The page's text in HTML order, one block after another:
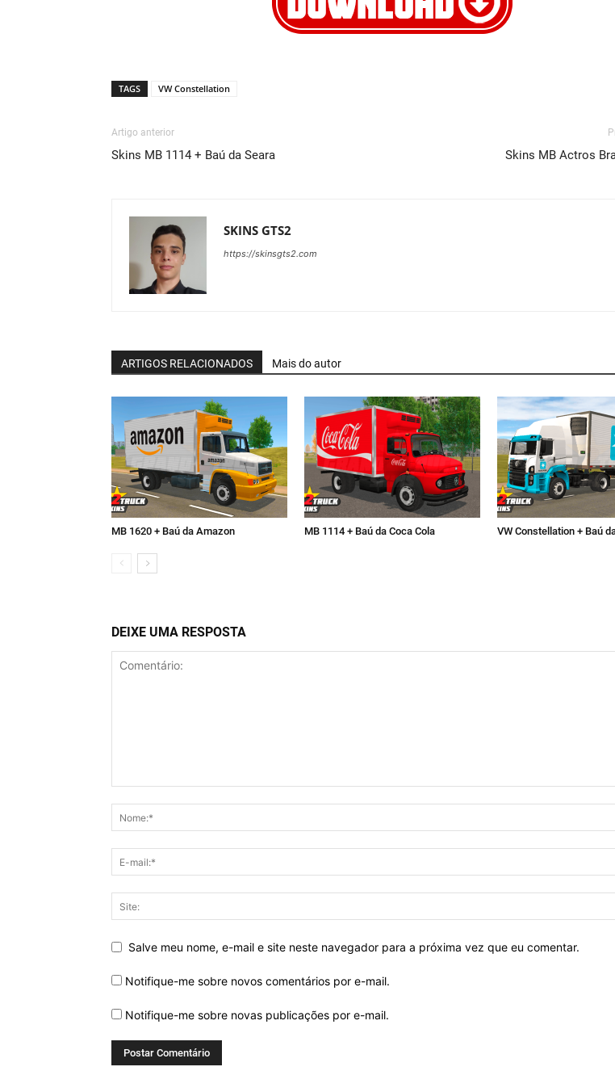
TAGS VW Constellation
Artigo anterior
Skins MB 1114 + Baú da Seara Skins MB Actros
SKINS GTS2
https://skinsgts2.com
ARTIGOS RELACIONADOS Mais do autor
MB 1620 + Baú da Amazon MB 1114 + Baú da Coca Cola VW Constellation + Baú
DEIXE UMA RESPOSTA
Salve meu nome, e-mail e site neste navegador para a próxima vez que eu comentar.
Notifique-me sobre novos comentários por e-mail.
Notifique-me sobre novas publicações por e-mail.